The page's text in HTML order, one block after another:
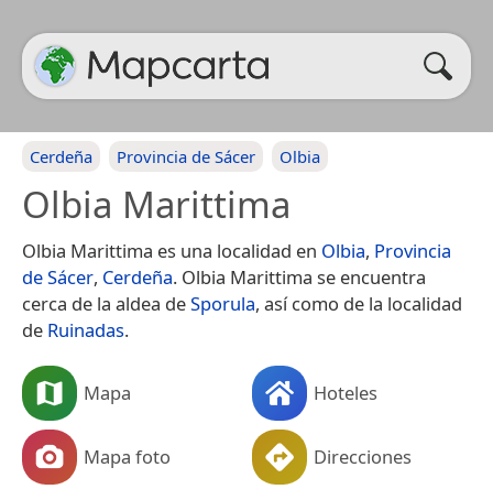
Cerdeña Provincia de Sácer Olbia
Olbia Marittima
Olbia Marittima es una localidad en Olbia, Provincia
de Sácer, Cerdeña. Olbia Marittima se encuentra
cerca de la aldea deSporula, así como de la localidad
de Ruinadas.
Mapa Hoteles
Mapa foto Direcciones